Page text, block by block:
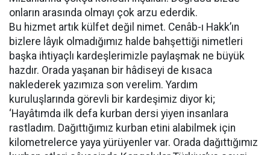
onların arasında olmayı çok arzu ederdik.
Bu hizmet artık külfet değil nimet. Cenâb-ı Hakk’ın
bizlere lâyık olmadığımız halde bahşettiği nimetleri
başka ihtiyaçlı kardeşlerimizle paylaşmak ne büyük
hazdır. Orada yaşanan bir hâdiseyi de kısaca
naklederek yazımıza son verelim. Yardım
kuruluşlarında görevli bir kardeşimiz diyor ki;
‘Hayâtımda ilk defa kurban dersi yiyen insanlara
rastladım. Dağıttığımız kurban etini alabilmek için
kilometrelerce yaya yürüyenler var. Orada dağıttığımız